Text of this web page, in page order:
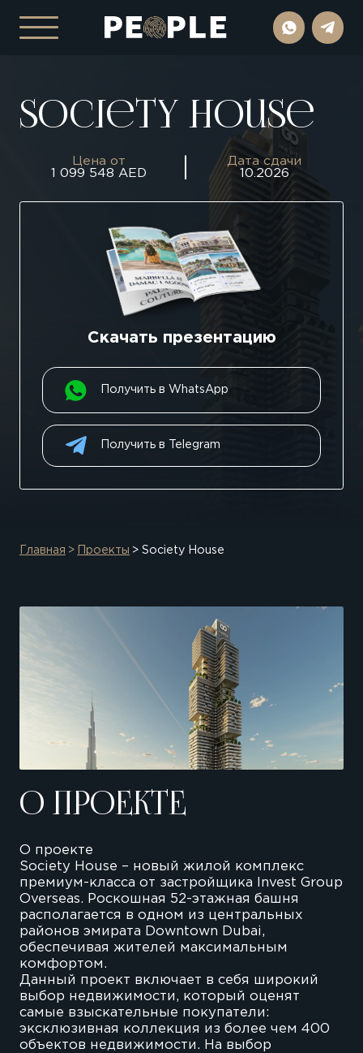
Society House
Цена от
1 099 548 AED
Дата сдачи
10.2026
Скачать презентацию
Получить в WhatsApp
Получить в Telegram
Главная Проекты Society House
О ПРОЕКТЕ
О проекте
Society House – новый жилой комплекс
премиум-класса от застройщика Invest Group
Overseas. Роскошная 52-этажная башня
располагается в одном из центральных
районов эмирата Downtown Dubai,
обеспечивая жителей максимальным
комфортом.
Данный проект включает в себя широкий
выбор недвижимости, который оценят
самые взыскательные покупатели:
эксклюзивная коллекция из более чем 400
объектов недвижимости. На выбор